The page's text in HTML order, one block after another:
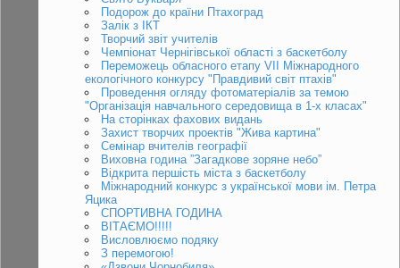
Подорож до країни Птахоград
Залік з ІКТ
Творчий звіт учителів
Чемпіонат Чернігівської області з баскетболу
Переможець обласного етапу VII Міжнародного
екологічного конкурсу "Правдивий світ птахів"
Проведення огляду фотоматеріалів за темою
"Організація навчального середовища в 1-х класах"
На сторінках фахових видань
Захист творчих проектів "Жива картина"
Семінар вчителів географії
Виховна година ”Загадкове зоряне небо”
Відкрита першість міста з баскетболу
Міжнародний конкурс з української мови ім. Петра
Яцика
СПОРТИВНА ГОДИНА
ВІТАЄМО!!!!!
Висловлюємо подяку
З перемогою!